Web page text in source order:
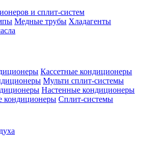
и сплит-систем
Медные трубы Хладагенты
Кассетные кондиционеры
Мульти сплит-системы
Настенные кондиционеры
кондиционеры Сплит-системы